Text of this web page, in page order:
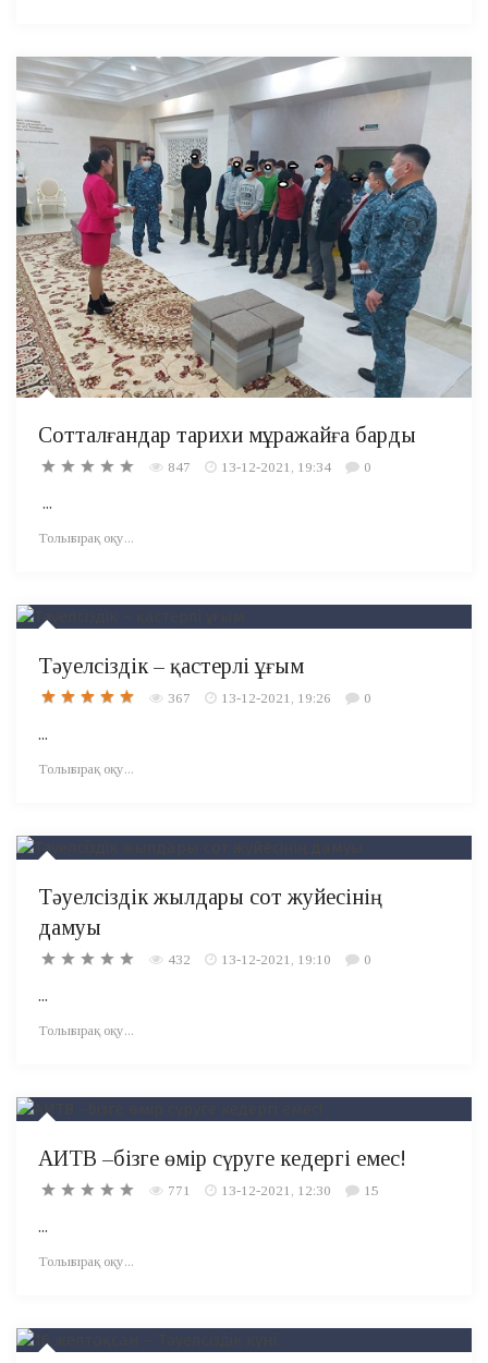
Cотталғандар тарихи мұражайға барды
847 13-12-2021, 19:34 0
...
Толығырақ оқу...
Тәуелсіздік – қастерлі ұғым
367 13-12-2021, 19:26 0
...
Толығырақ оқу...
Тәуелсіздік жылдары сот жуйесінің
дамуы
432 13-12-2021, 19:10 0
...
Толығырақ оқу...
АИТВ –бізге өмір сүруге кедергі емес!
771 13-12-2021, 12:30 15
...
Толығырақ оқу...